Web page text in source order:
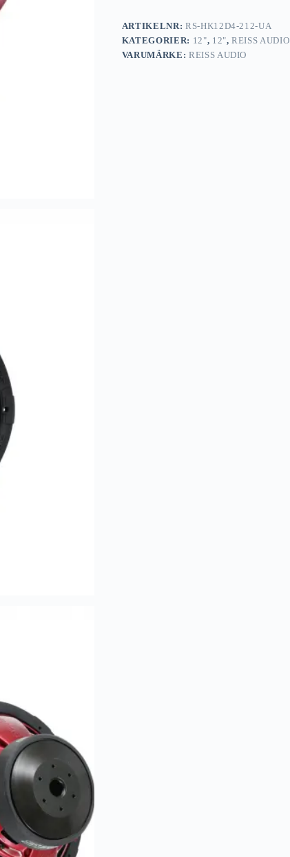
ARTIKELNR: RS-HK12D4-212-UA
KATEGORIER: 12", 12",REISS AUDIO
VARUMÄRKE: REISS AUDIO